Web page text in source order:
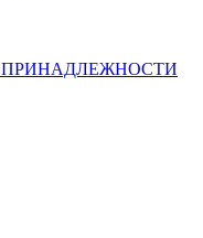
ПРИНАДЛЕЖНОСТИ